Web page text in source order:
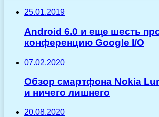
25.01.2019
Android 6.0 и еще шесть
конференцию Google I/O
07.02.2020
Обзор смартфона Nokia
и ничего лишнего
20.08.2020